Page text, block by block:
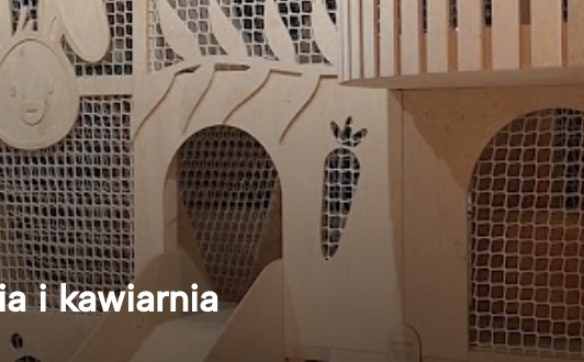
i kawiarnia